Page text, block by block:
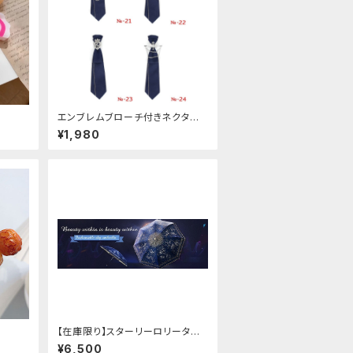
エンブレムブローチ付きネクタイ
(ネイビー)
¥1,980
【在庫限り】スターリーロリータア
ンブレラ
¥6,500